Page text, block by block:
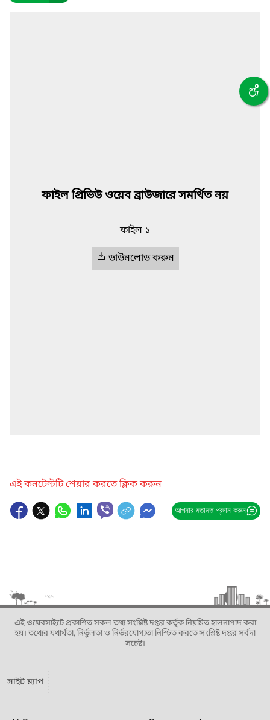
ফাইল প্রিভিউ ওয়েব ব্রাউজারে সমর্থিত নয়
ফাইল ১
ডাউনলোড করুন
এই কনটেন্টটি শেয়ার করতে ক্লিক করুন
আপনার মতামত প্রদান করুন
এই ওয়েবসাইটে প্রকাশিত সকল তথ্য সংশ্লিষ্ট দপ্তর কর্তৃক নিয়মিত হালনাগাদ করা
হয়। তথ্যের যথার্থতা, নির্ভুলতা ও নির্ভরযোগ্যতা নিশ্চিত করতে সংশ্লিষ্ট দপ্তর সর্বদা
সচেষ্ট।
সাইট ম্যাপ